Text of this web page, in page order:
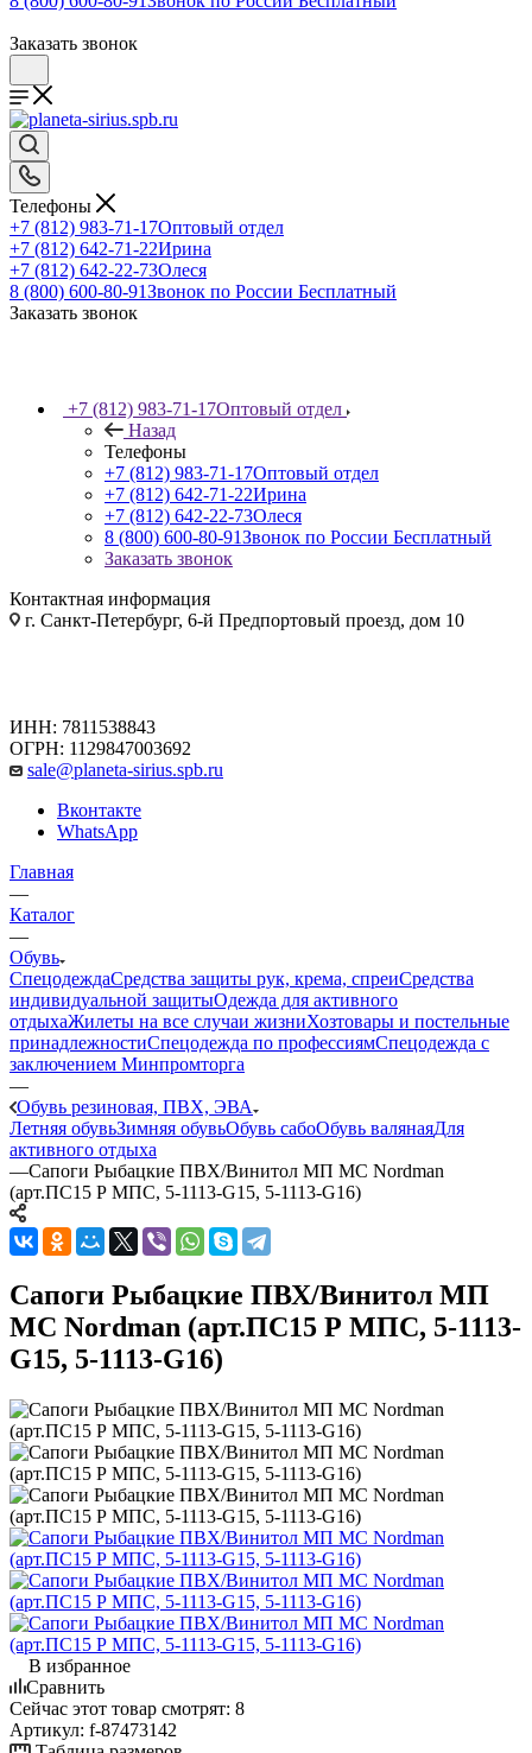
Заказать звонок
Телефоны
+7 (812) 983-71-17Оптовый отдел
+7 (812) 642-71-22Ирина
+7 (812) 642-22-73Олеся
8 (800) 600-80-91Звонок по России Бесплатный
Заказать звонок
+7 (812) 983-71-17Оптовый отдел
Назад
Телефоны
+7 (812) 983-71-17Оптовый отдел
+7 (812) 642-71-22Ирина
+7 (812) 642-22-73Олеся
8 (800) 600-80-91Звонок по России Бесплатный
Заказать звонок
Контактная информация
г. Санкт-Петербург, 6-й Предпортовый проезд, дом 10
ИНН: 7811538843
ОГРН: 1129847003692
sale@planeta-sirius.spb.ru
Вконтакте
WhatsApp
Главная
—
Каталог
—
Обувь
СпецодеждаСредства защиты рук, крема, спреиСредства
индивидуальной защитыОдежда для активного
отдыхаЖилеты на все случаи жизниХозтовары и постельные
принадлежностиСпецодежда по профессиямСпецодежда с
заключением Минпромторга
—
Обувь резиновая, ПВХ, ЭВА
Летняя обувьЗимняя обувьОбувь сабоОбувь валянаяДля
активного отдыха
—Сапоги Рыбацкие ПВХ/Винитол МП МС Nordman
(арт.ПС15 Р МПC, 5-1113-G15, 5-1113-G16)
Сапоги Рыбацкие ПВХ/Винитол МП
МС Nordman (арт.ПС15 Р МПC, 5-1113-
G15, 5-1113-G16)
В избранное
Сравнить
Сейчас этот товар смотрят: 8
Артикул: f-87473142